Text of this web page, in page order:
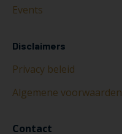
Events
Disclaimers
Privacy beleid
Algemene voorwaarden
Contact